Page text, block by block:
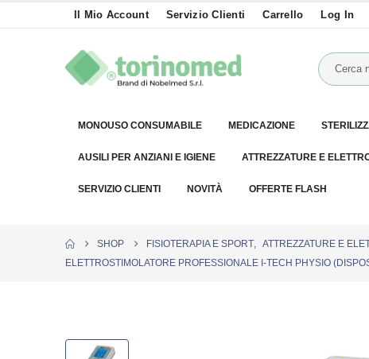
Il Mio Account Servizio Clienti Carrello Log In
MONOUSO CONSUMABILE MEDICAZIONE
AUSILI PER ANZIANI E IGIENE ATTREZZATURE E
SERVIZIO CLIENTI NOVITÀ OFFERTE FLASH
SHOP FISIOTERAPIA E SPORT ATTREZZATURE E
ELETTROSTIMOLATORE PROFESSIONALE I-TECH PHYSIO